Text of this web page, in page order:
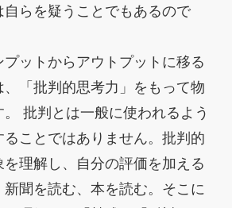
自らを疑うことでもあるので
プットからアウトプットに移る
、「批判的思考力」をもって物
批判とは一般に使われるよう
ことではありません。批判的
理解し、自分の評価を加える
聞を読む、本を読む。そこに